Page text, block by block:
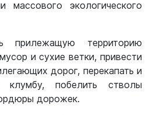
массового экологического
прилежащую территорию
и сухие ветки, привести
дорог, перекапать и
побелить стволы
дорожек.